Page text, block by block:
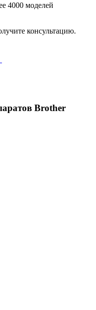
4000 моделей
консультацию.
Brother